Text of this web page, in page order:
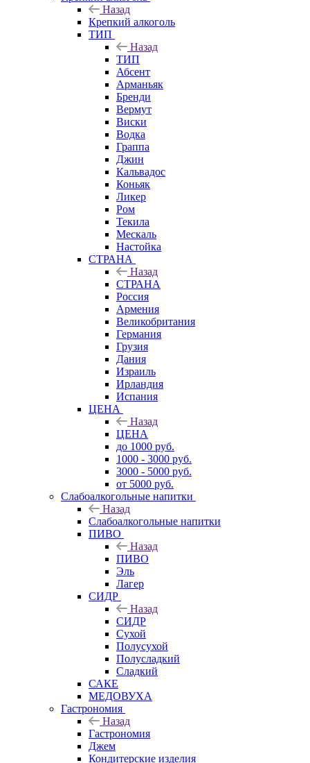
Назад
Крепкий алкоголь
ТИП
Назад
ТИП
Абсент
Арманьяк
Бренди
Вермут
Виски
Водка
Граппа
Джин
Кальвадос
Коньяк
Ликер
Ром
Текила
Мескаль
Настойка
СТРАНА
Назад
СТРАНА
Россия
Армения
Великобритания
Германия
Грузия
Дания
Израиль
Ирландия
Испания
ЦЕНА
Назад
ЦЕНА
до 1000 руб.
1000 - 3000 руб.
3000 - 5000 руб.
от 5000 руб.
Слабоалкогольные напитки
Назад
Слабоалкогольные напитки
ПИВО
Назад
ПИВО
Эль
Лагер
СИДР
Назад
СИДР
Сухой
Полусухой
Полусладкий
Сладкий
САКЕ
МЕДОВУХА
Гастрономия
Назад
Гастрономия
Джем
Кондитерские изделия